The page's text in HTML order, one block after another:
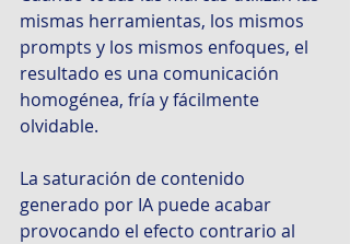
mismas herramientas, los mismos
prompts y los mismos enfoques, el
resultado es una comunicación
homogénea, fría y fácilmente
olvidable.
La saturación de contenido
generado por IA puede acabar
provocando el efecto contrario al